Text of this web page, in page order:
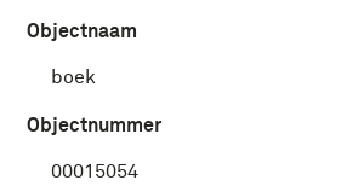
Objectnaam
boek
Objectnummer
00015054